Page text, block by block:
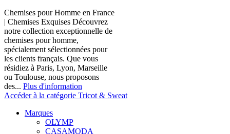
Chemises pour Homme en France
| Chemises Exquises Découvrez
notre collection exceptionnelle de
chemises pour homme,
spécialement sélectionnées pour
les clients français. Que vous
résidiez à Paris, Lyon, Marseille
ou Toulouse, nous proposons
des... Plus d'information
Accéder à la catégorie Tricot & Sweat
Marques
OLYMP
CASAMODA